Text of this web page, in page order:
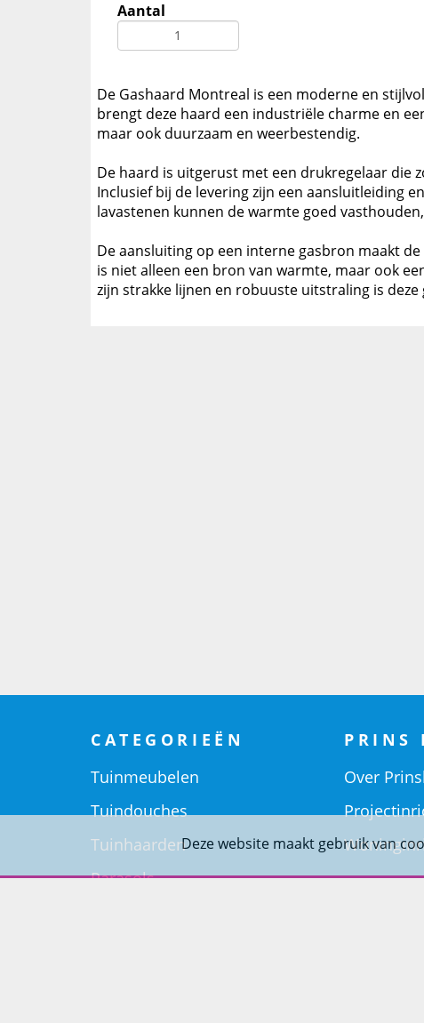
Aantal
De Gashaard Montreal is een moderne en
brengt deze haard een industriële charme en
maar ook duurzaam en weerbestendig.
De haard is uitgerust met een drukregelaar die
Inclusief bij de levering zijn een aansluitleiding
lavastenen kunnen de warmte goed
De aansluiting op een interne gasbron maakt
is niet alleen een bron van warmte, maar ook
zijn strakke lijnen en robuuste uitstraling is
Deze website maakt gebruik van
CATEGORIEËN
Tuinmeubelen
Tuindouches
Tuinhaarden
Parasols
PRINS
Over